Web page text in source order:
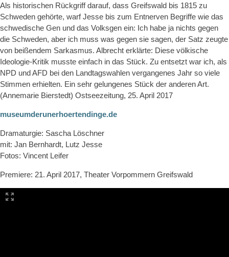
Als historischen Rückgriff darauf, dass Greifswald bis 1815 zu
Schweden gehörte, warf Jesse bis zum Entnerven Begriffe wie das
schwedische Gen und das Volksgen ein: Ich habe ja nichts gegen
die Schweden, aber ich muss was gegen sie sagen, der Satz zeugte
von beißendem Sarkasmus. Albrecht erklärte: Diese völkische
Ideologie-Kritik musste einfach in das Stück. Zu entsetzt war ich, als
NPD und AFD bei den Landtagswahlen vergangenes Jahr so viele
Stimmen erhielten. Ein sehr gelungenes Stück der anderen Art.
(Annemarie Bierstedt) Ostseezeitung, 25. April 2017
museumderunerhoertendinge.de
Dramaturgie: Sascha Löschner
mit: Jan Bernhardt, Lutz Jesse
Fotos: Vincent Leifer
Premiere: 21. April 2017, Theater Vorpommern Greifswald